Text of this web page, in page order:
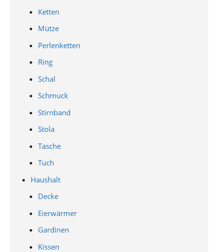
Ketten
Mütze
Perlenketten
Ring
Schal
Schmuck
Stirnband
Stola
Tasche
Tuch
Haushalt
Decke
Eierwärmer
Gardinen
Kissen